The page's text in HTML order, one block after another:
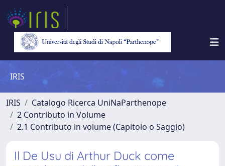
IRIS
IRIS
Catalogo Ricerca UniNaParthenope
2 Contributo in Volume
2.1 Contributo in volume (Capitolo o Saggio)
Il De Usu di Arthur Duck come